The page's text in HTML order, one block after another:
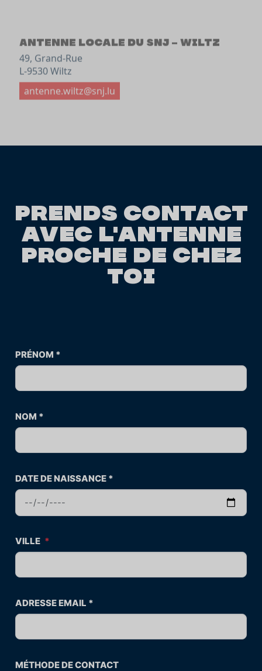
L-9530 Wiltz
antenne.wiltz@snj.lu
Prends contact
avec l'antenne
proche de chez
toi
PRÉNOM *
NOM *
DATE DE NAISSANCE *
VILLE *
ADRESSE EMAIL *
MÉTHODE DE CONTACT